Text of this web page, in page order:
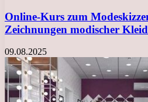
Online-Kurs zum
Zeichnungen modischer
09.08.2025